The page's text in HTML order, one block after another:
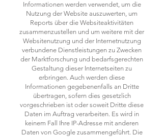
Informationen werden verwendet, um die
Nutzung der Website auszuwerten, um
Reports über die Websiteaktivitäten
zusammenzustellen und um weitere mit der
Websitenutzung und der Internetnutzung
verbundene Dienstleistungen zu Zwecken
der Marktforschung und bedarfsgerechten
Gestaltung dieser Internetseiten zu
erbringen. Auch werden diese
Informationen gegebenenfalls an Dritte
übertragen, sofern dies gesetzlich
vorgeschrieben ist oder soweit Dritte diese
Daten im Auftrag verarbeiten. Es wird in
keinem Fall Ihre IP-Adresse mit anderen
Daten von Google zusammengeführt. Die